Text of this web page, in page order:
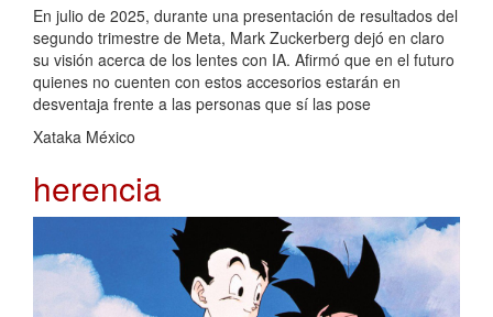
En julio de 2025, durante una presentación de resultados del
segundo trimestre de Meta, Mark Zuckerberg dejó en claro
su visión acerca de los lentes con IA. Afirmó que en el futuro
quienes no cuenten con estos accesorios estarán en
desventaja frente a las personas que sí las pose
Xataka México
herencia